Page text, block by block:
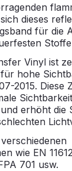
dieses
für die
Vinyl ist
hohe
2015. Diese
erhöht die
wie EN
701 usw.